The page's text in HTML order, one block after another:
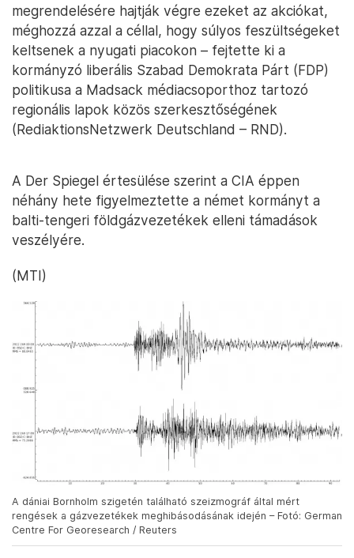
megrendelésére hajtják végre ezeket az akciókat,
méghozzá azzal a céllal, hogy súlyos feszültségeket
keltsenek a nyugati piacokon – fejtette ki a
kormányzó liberális Szabad Demokrata Párt (FDP)
politikusa a Madsack médiacsoporthoz tartozó
regionális lapok közös szerkesztőségének
(RediaktionsNetzwerk Deutschland – RND).
A Der Spiegel értesülése szerint a CIA éppen
néhány hete figyelmeztette a német kormányt a
balti-tengeri földgázvezetékek elleni támadások
veszélyére.
(MTI)
A dániai Bornholm szigetén található szeizmográf által mért
rengések a gázvezetékek meghibásodásának idején – Fotó: German
Centre For Georesearch / Reuters